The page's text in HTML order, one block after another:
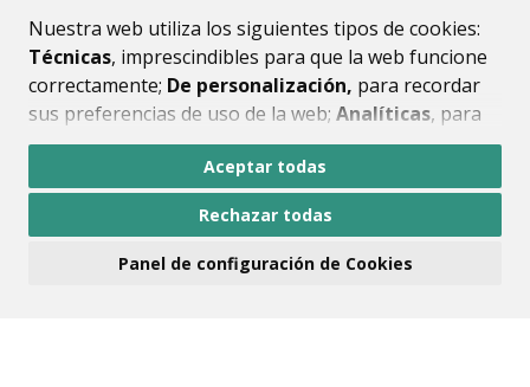
Nuestra web utiliza los siguientes tipos de cookies:
Técnicas, imprescindibles para que la web funcione
correctamente; De personalización, para recordar
sus preferencias de uso de la web; Analíticas, para
mejorar el funcionamiento de la web y sus servicios.
Si acepta pulsando el botón“Aceptar todas”
consideramos que acepta su uso. Si pulsa el botón
ninguna acción, se guardarán las cookies técnicas
Aceptar todas
Rechazar todas
Panel de configuración de Cookies